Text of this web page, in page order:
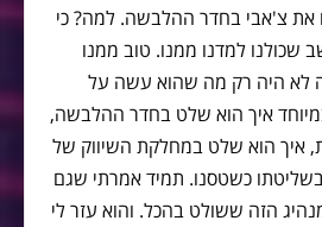
את צ'אבי בחדר ההלבשה. למה? כי
שכולנו למדנו ממנו. טוב ממנו
לא היה רק מה שהוא עשה על
איך הוא שלט בחדר ההלבשה,
איך הוא שלט במחלקת השיווק של
כשטסנו. תמיד אמרתי שגם
הזה ששולט בהכל. והוא עזר לי